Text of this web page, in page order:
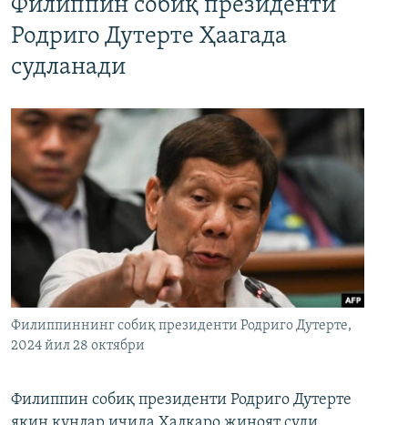
Филиппин собиқ президенти
Родриго Дутерте Ҳаагада
судланади
Филиппиннинг собиқ президенти Родриго Дутерте,
2024 йил 28 октябри
Филиппин собиқ президенти Родриго Дутерте